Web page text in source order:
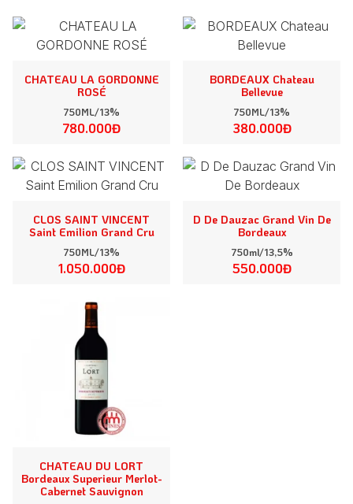
CHATEAU LA GORDONNE
ROSÉ
750ML/13%
780.000Đ
BORDEAUX Chateau
Bellevue
750ML/13%
380.000Đ
CLOS SAINT VINCENT
Saint Emilion Grand Cru
750ML/13%
1.050.000Đ
D De Dauzac Grand Vin De
Bordeaux
750ml/13,5%
550.000Đ
CHATEAU DU LORT
Bordeaux Superieur Merlot-
Cabernet Sauvignon